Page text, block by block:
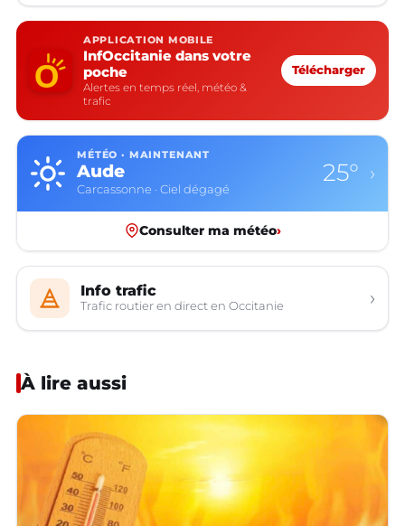
APPLICATION MOBILE
InfOccitanie dans votre
poche
Alertes en temps réel, météo &
trafic
Télécharger
MÉTÉO · MAINTENANT
Aude
Carcassonne · Ciel dégagé
25° ›
Consulter ma météo›
Info trafic
Trafic routier en direct en Occitanie ›
À lire aussi